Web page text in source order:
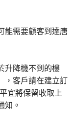
能需要顧客到達唐
升降機不到的樓
，客戶請在建立訂
宜將保留收取上
知。